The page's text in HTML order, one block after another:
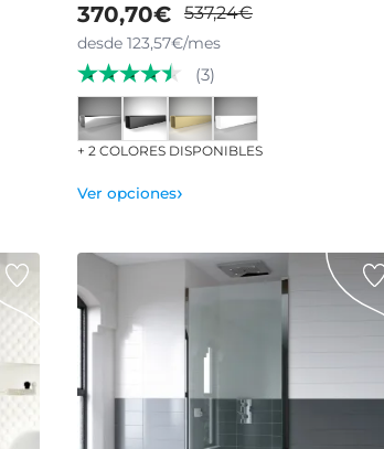
370,70€ 537,24€
desde 123,57€/mes
(3)
+ 2 COLORES DISPONIBLES
Ver opciones›